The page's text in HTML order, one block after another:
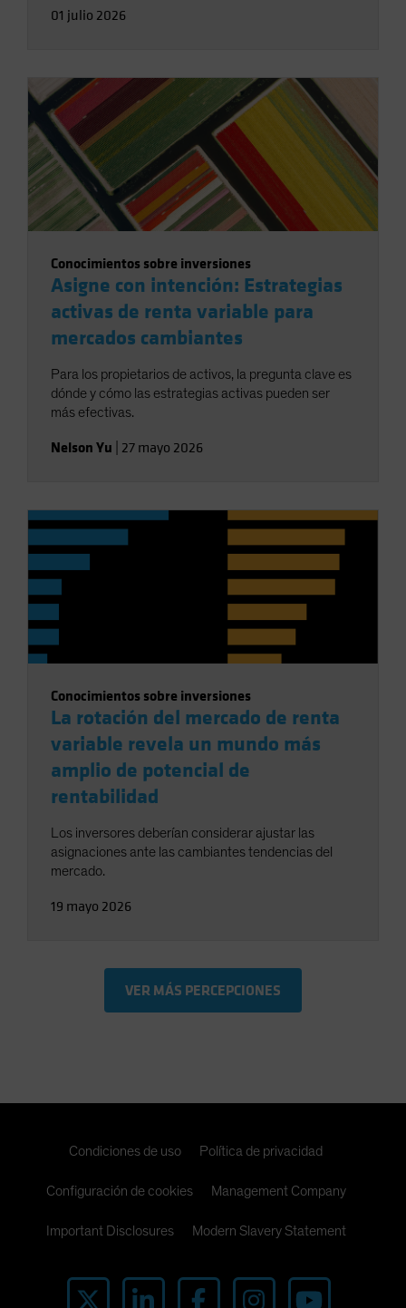
01 julio 2026
Conocimientos sobre inversiones
Asigne con intención: Estrategias
activas de renta variable para
mercados cambiantes
Para los propietarios de activos, la pregunta clave es
dónde y cómo las estrategias activas pueden ser
más efectivas.
Nelson Yu 27 mayo 2026
Conocimientos sobre inversiones
La rotación del mercado de renta
variable revela un mundo más
amplio de potencial de
rentabilidad
Los inversores deberían considerar ajustar las
asignaciones ante las cambiantes tendencias del
mercado.
19 mayo 2026
VER MÁS PERCEPCIONES
Condiciones de uso Política de privacidad
Configuración de cookies Management Company
Important Disclosures Modern Slavery Statement